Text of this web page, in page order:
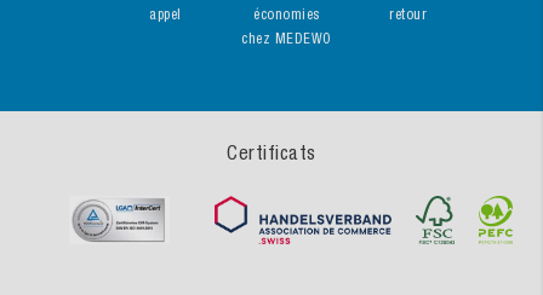
appel
économies
chez MEDEWO
retour
Certificats